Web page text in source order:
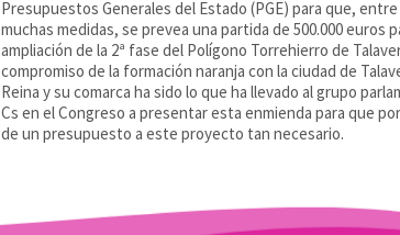
Presupuestos Generales del Estado (PGE) para que,
muchas medidas, se prevea una partida de 500.000 euros
ampliación de la 2ª fase del Polígono Torrehierro de
compromiso de la formación naranja con la ciudad de
Reina y su comarca ha sido lo que ha llevado al grupo
Cs en el Congreso a presentar esta enmienda para que
de un presupuesto a este proyecto tan necesario.